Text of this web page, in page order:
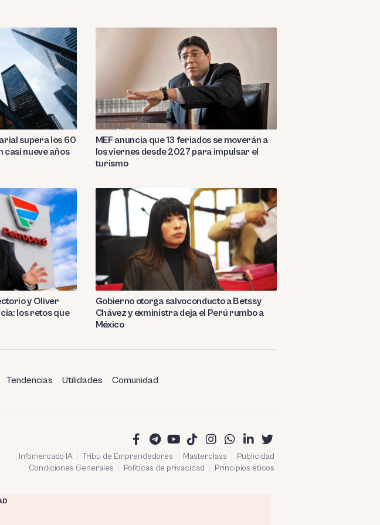
supera los 60
casi nueve años
MEF anuncia que 13 feriados se moverán a
los viernes desde 2027 para impulsar el
turismo
y Oliver
los retos que
Gobierno otorga salvoconducto a Betssy
Chávez y exministra deja el Perú rumbo a
México
Tendencias Utilidades Comunidad
Infomercado IA Tribu de Emprendedores Masterclass
Publicidad
Condiciones Generales
Políticas de privacidad Principios éticos